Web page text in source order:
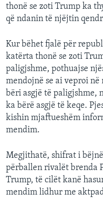
thonë se zoti Trump ka
që ndanin të njëjtin
Kur bëhet fjalë për
katërta thonë se zoti
paligjshme, pothuajse
mendojnë se ai veproi
bëri asgjë të paligjshme,
ka bërë asgjë të keqe.
kishin mjaftueshëm
mendim.
Megjithatë, shifrat i
përballen rivalët brenda
Trump, të cilët kanë
mendim lidhur me